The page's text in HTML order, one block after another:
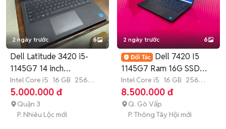
2 ngày trước 6
Dell Latitude 3420 i5-
1145G7 14 inch
16GB/256GB
Intel Core i5 16 GB 256
GB SSD
5.000.000 đ
Quận 3
P. Nhiêu Lộc mới
2 ngày trước 6
Dell 7420 I5
1145G7 Ram 16G SSD
256G Cảm ứng
Intel Core i5 16 GB 256
GB SSD
8.500.000 đ
Q. Gò Vấp
P. Thông Tây Hội mới